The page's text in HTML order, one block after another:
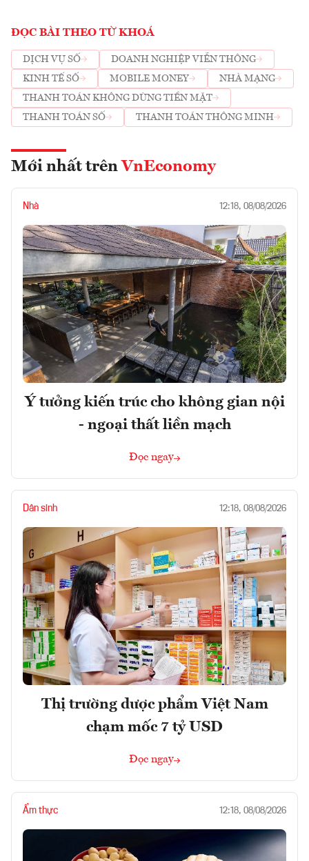
ĐỌC BÀI THEO TỪ KHOÁ
DỊCH VỤ SỐ
DOANH NGHIỆP VIỄN THÔNG
KINH TẾ SỐ
MOBILE MONEY
NHÀ MẠNG
THANH TOÁN KHÔNG DÙNG TIỀN MẶT
THANH TOÁN SỐ
THANH TOÁN THÔNG MINH
Mới nhất trên VnEconomy
Nhà 12:18, 08/08/2026
Ý tưởng kiến trúc cho không gian nội
- ngoại thất liền mạch
Đọc ngay
Dân sinh 12:18, 08/08/2026
Thị trường dược phẩm Việt Nam
chạm mốc 7 tỷ USD
Đọc ngay
Ẩm thực 12:18, 08/08/2026